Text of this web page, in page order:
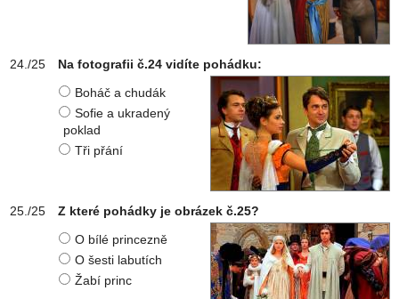
Na fotografii č.24 vidíte pohádku:
Boháč a chudák
Sofie a ukradený
poklad
Tři přání
Z které pohádky je obrázek č.25?
O bílé princezně
O šesti labutích
Žabí princ